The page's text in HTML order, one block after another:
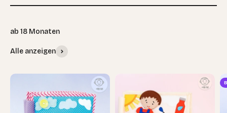
Alle anzeigen